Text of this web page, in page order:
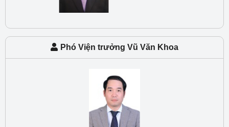
Phó Viện trưởng Vũ Văn Khoa